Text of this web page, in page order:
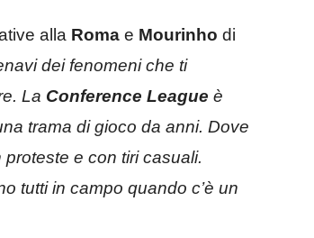
alla Roma e Mourinho di
dei fenomeni che ti
La Conference League è
trama di gioco da anni. Dove
e con tiri casuali.
tutti in campo quando c’è un